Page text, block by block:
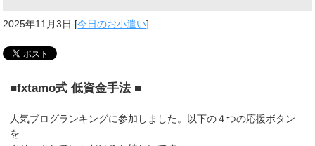
2025年11月3日 [今日のお小遣い]
■fxtamo式 低資金手法 ■
人気ブログランキングに参加しました。以下の４つの応援ボタン
を